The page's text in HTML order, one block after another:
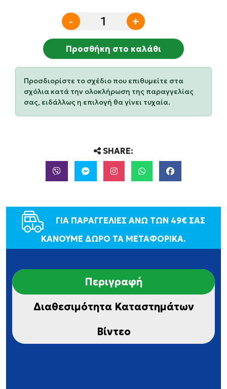
- +
Προσθήκη στο καλάθι
Προσδιορίστε το σχέδιο που επιθυμείτε στα
σχόλια κατά την ολοκλήρωση της παραγγελίας
σας, ειδάλλως η επιλογή θα γίνει τυχαία.
SHARE:
ΓΙΑ ΠΑΡΑΓΓΕΛΙΕΣ ΑΝΩ ΤΩΝ 49€ ΣΑΣ
ΚΑΝΟΥΜΕ ΔΩΡΟ ΤΑ ΜΕΤΑΦΟΡΙΚΑ.
Περιγραφή
Διαθεσιμότητα Καταστημάτων
Βίντεο